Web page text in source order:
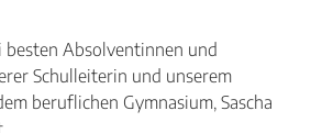
Absolventinnen und
Schulleiterin und unserem
beruflichen Gymnasium, Sascha